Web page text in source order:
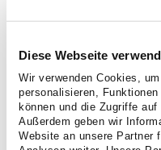
Diese Webseite
Wir verwenden Cookies,
personalisieren,
können und die Zugriffe
Außerdem geben wir
Website an unsere Partner